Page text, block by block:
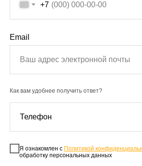
+7
Email
Как вам удобнее получить ответ?
Я ознакомлен с Политикой
обработку персональных данных